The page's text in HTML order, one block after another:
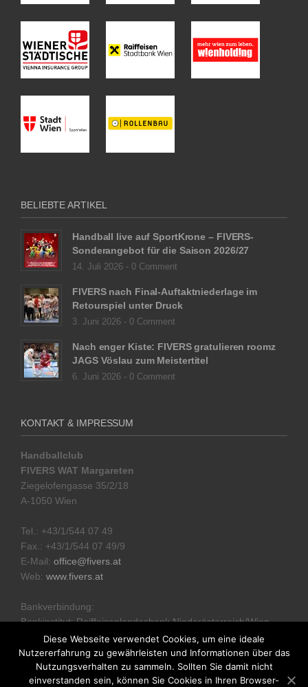
BELIEBTE ARTIKEL
Handball live auf SportKrone – FIVERS-
Sonderangebot für die Saison 2026/27
14. Juli 2026 - 0 Comment
FIVERS nach Final-Auftaktniederlage im
Retourspiel unter Druck
3. Juni 2026 - 0 Comment
Nach enger Kiste: FIVERS gratulieren roomz
JAGS Vöslau zum Meistertitel
6. Juni 2026 - 0 Comment
KONTAKT & IMPRESSUM
Handballclub
FIVERS WAT Margareten
Ziegelofengasse 35/2/18
A-1050 Wien
Tel.: +43/1/544 07 49
Fax.: +43/1/544 07 49/9
E-Mail: office@fivers.at
Web: www.fivers.at
Bankverbindung:
Bankinstitut: Raiffeisenlandesbank Niederösterreich/Wien
IBAN: AT51 3200 0000 1331 8332
Datenschutzerklärung
Diese Webseite verwendet Cookies, um eine ideale
Nutzererfahrung zu gewährleisten und Informationen über das
Nutzungsverhalten zu sammeln. Sollten Sie damit nicht
einverstanden sein, können Sie Cookies in Ihren Browser-